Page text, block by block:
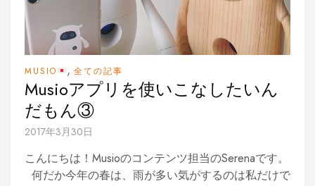
MUSIO , 全ての記事
Musioアプリを使いこなしたいん
だもん③
2017年3月30日
こんにちは！Musioのコンテンツ担当のSerenaです。
何だか今年の春は、雨が多い気がするのは私だけで